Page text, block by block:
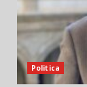
Politica